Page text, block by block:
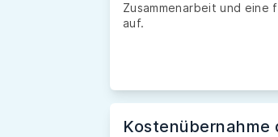
Zusammenarbeit und
auf.
Kostenübernahme